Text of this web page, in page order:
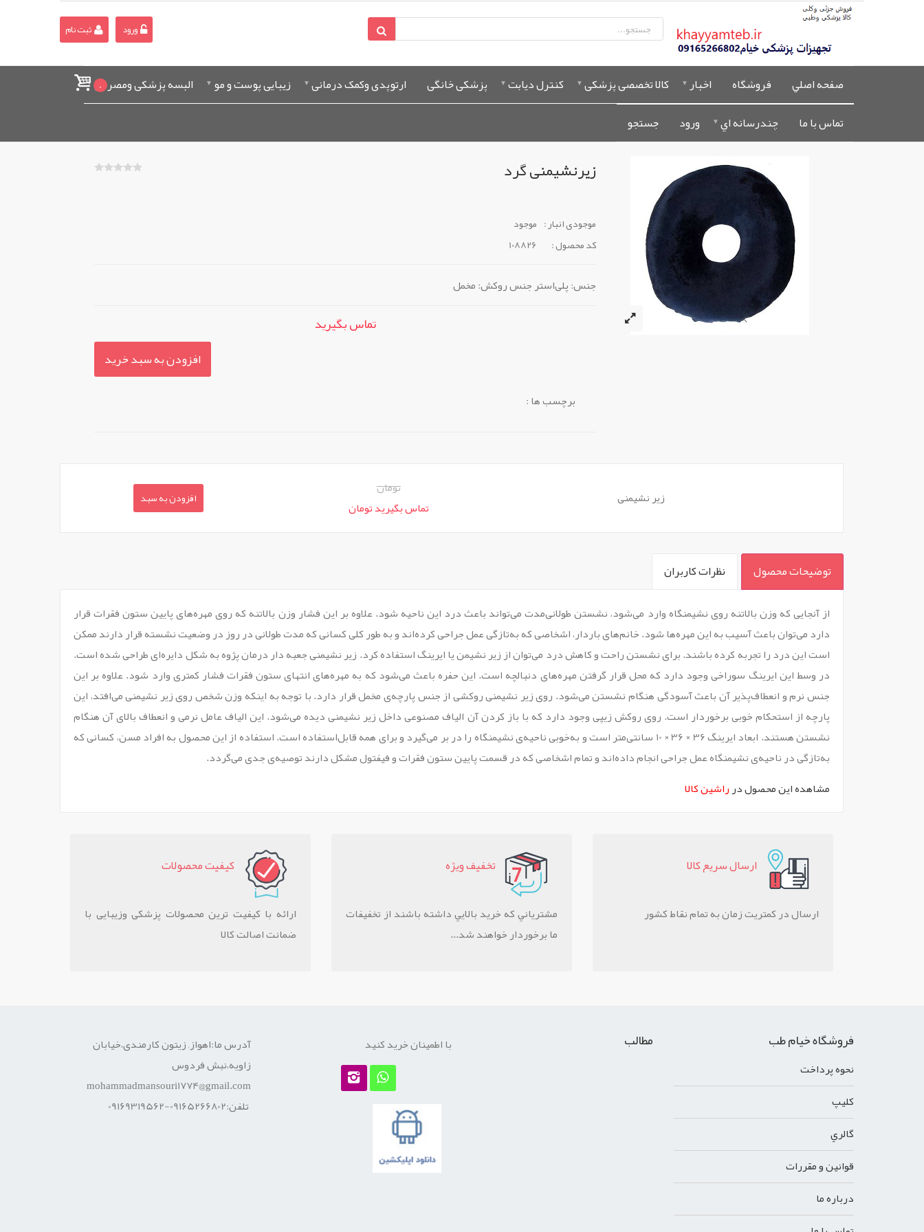
ورود ثبت نام
صفحه اصلي فروشگاه اخبار کالا تخصصی پزشکی کنترل دیابت پزشکی خانگی ارتوپدی وکمک درمانی زیبایی پوست و مو
البسه پزشکی ومصرفی
تماس با ما
چندرسانه اي ورود جستجو
0
زیرنشیمنی گرد
موجودی انبار : موجود
کد محصول :
108826
جنس: پلی‌استر جنس روکش: مخمل
تماس بگیرید
افزودن به سبد خرید
برچسب ها :
زیر نشیمنی
تومان
تماس بگیرید تومان
افزودن به سبد
توضیحات محصول نظرات کاربران
از آنجایی که وزن بالاتنه روی نشیمنگاه وارد می‌شود، نشستن طولانی‌مدت می‌تواند باعث درد این ناحیه شود. علاوه بر این فشار وزن بالاتنه که روی مهره‌های پایین ستون فقرات قرار
دارد می‌توان باعث آسیب به این مهره‌ها شود. خانم‌های باردار، اشخاصی که به‌تازگی عمل جراحی کرده‌اند و به طور کلی کسانی که مدت طولانی در روز در وضعیت نشسته قرار دارند ممکن
است این درد را تجربه کرده باشند. برای نشستن راحت و کاهش درد می‌توان از زیر نشیمن یا ایرینگ استفاده کرد. زیر نشیمنی جعبه دار درمان پژوه به شکل دایره‌ای طراحی شده است.
در وسط این ایرینگ سوراخی وجود دارد که محل قرار گرفتن مهره‌های دنبالچه است. این حفره باعث می‌شود که به مهره‌های انتهای ستون فقرات فشار کمتری وارد شود. علاوه بر این
جنس نرم و انعطاف‌پذیر آن باعث آسودگی هنگام نشستن می‌شود. روی زیر نشیمنی روکشی از جنس پارچه‌ی مخمل قرار دارد. با توجه به اینکه وزن شخص روی زیر نشیمنی می‌افتد، این
پارچه از استحکام خوبی برخوردار است. روی روکش زیپی وجود دارد که با باز کردن آن الیاف مصنوعی داخل زیر نشیمنی دیده می‌شود. این الیاف عامل نرمی و انعطاف بالای آن هنگام
نشستن هستند. ابعاد ایرینگ 36 × 36 × 10 سانتی‌متر است و به‌خوبی ناحیه‌ی نشیمنگاه را در بر می‌گیرد و برای همه قابل‌استفاده است. استفاده از این محصول به افراد مسن، کسانی که
به‌تازگی در ناحیه‌ی نشیمنگاه عمل جراحی انجام داده‌اند و تمام اشخاصی که در قسمت پایین ستون فقرات و فیفتول مشکل دارند توصیه‌ی جدی می‌گردد.
مشاهده این محصول درراشین کالا
ارسال سريع کالا
ارسال در کمتریت زمان به تمام نقاط کشور
تخفيف ويژه
مشترياني که خريد بالايي داشته باشند از تخفيفات
ما برخوردار خواهند شد...
کيفيت محصولات
ارائه با کیفیت ترین محصولات پزشکی وزیبایی با
ضمانت اصالت کالا
فروشگاه خیام طب
نحوه پرداخت
کليپ
گالري
قوانين و مقررات
درباره ما
مطالب با اطمینان خرید کنید
آدرس ما:اهواز, زیتون کارمندی،خیابان
زاویه،نبش فردوس
mohammadmansouri1774@gmail.com
تلفن:09165266802-09169319562